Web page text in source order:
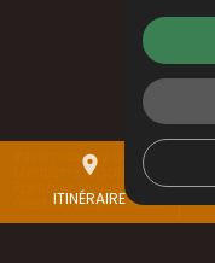
place
ITINÉRAIRE
Informations
Mentions légales
Politique de confidentialité
Gestion des cookies